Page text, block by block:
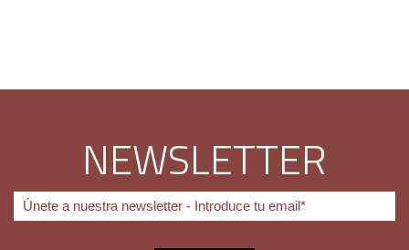
NEWSLETTER